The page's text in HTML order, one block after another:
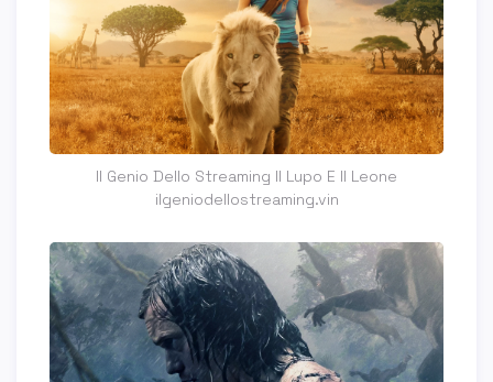
Il Genio Dello Streaming Il Lupo E Il Leone
ilgeniodellostreaming.vin